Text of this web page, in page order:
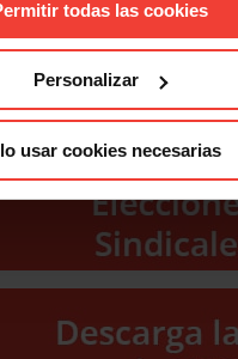
todas las cookies
Personalizar
usar cookies necesarias